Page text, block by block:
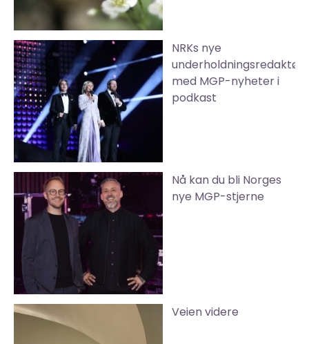
NRKs nye
underholdningsredaktør
med MGP-nyheter i
podkast
Nå kan du bli Norges
nye MGP-stjerne
Veien videre